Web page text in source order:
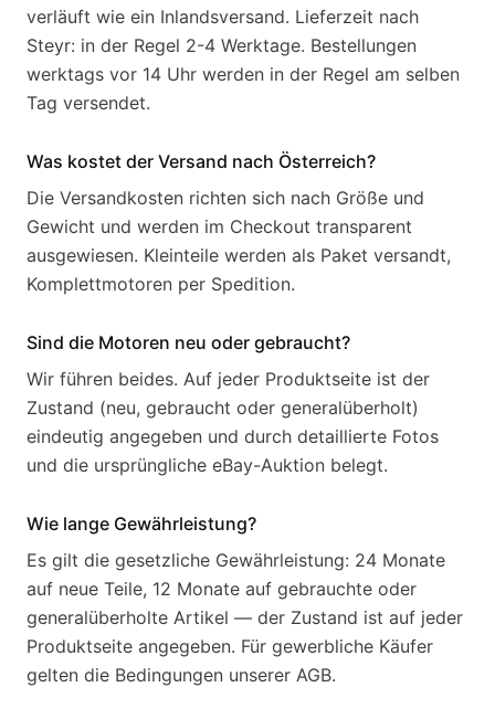
verläuft wie ein Inlandsversand. Lieferzeit nach
Steyr: in der Regel 2-4 Werktage. Bestellungen
werktags vor 14 Uhr werden in der Regel am selben
Tag versendet.
Was kostet der Versand nach Österreich?
Die Versandkosten richten sich nach Größe und
Gewicht und werden im Checkout transparent
ausgewiesen. Kleinteile werden als Paket versandt,
Komplettmotoren per Spedition.
Sind die Motoren neu oder gebraucht?
Wir führen beides. Auf jeder Produktseite ist der
Zustand (neu, gebraucht oder generalüberholt)
eindeutig angegeben und durch detaillierte Fotos
und die ursprüngliche eBay-Auktion belegt.
Wie lange Gewährleistung?
Es gilt die gesetzliche Gewährleistung: 24 Monate
auf neue Teile, 12 Monate auf gebrauchte oder
generalüberholte Artikel — der Zustand ist auf jeder
Produktseite angegeben. Für gewerbliche Käufer
gelten die Bedingungen unserer AGB.